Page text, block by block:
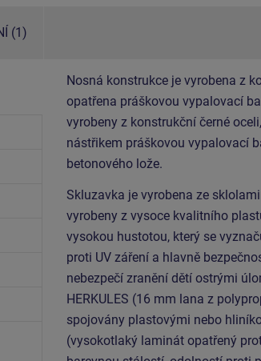
(1)
Nosná konstrukce je vyrobena z
opatřena práškovou vypalovací
vyrobeny z konstrukční černé
nástřikem práškovou vypalovací
betonového lože.
Skluzavka je vyrobena ze
vyrobeny z vysoce kvalitního
vysokou hustotou, který se
proti UV záření a hlavně
nebezpečí zranění dětí ostrými
HERKULES (16 mm lana z
spojovány plastovými nebo
(vysokotlaký laminát opatřený